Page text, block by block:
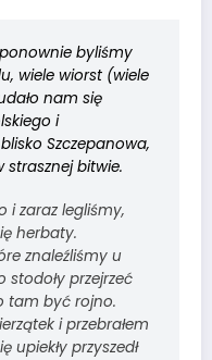
byliśmy
wiele wiorst (wiele
nam się
i
Szczepanowa,
strasznej bitwie.
i zaraz legliśmy,
herbaty.
znaleźliśmy u
stodoły przejrzeć
tam być rojno.
i przebrałem
upiekły przyszedł